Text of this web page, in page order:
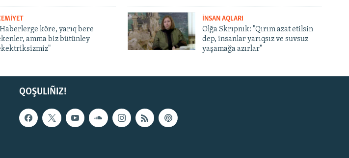
köre, yarıq bere
amma biz bütünley
İNSAN AQLARI
Olğa Skrıpnık: "Qırım azat etilsin
dep, insanlar yarıqsız ve suvsuz
yaşamağa azırlar"
QOŞULIÑIZ!